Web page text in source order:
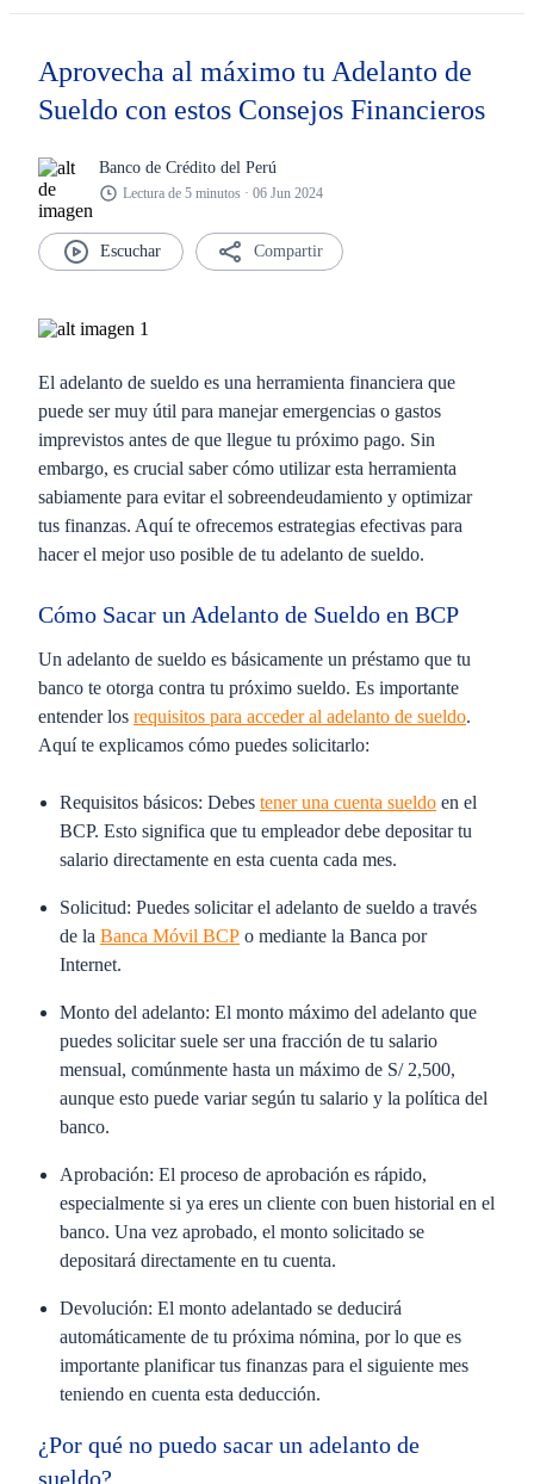
Aprovecha al máximo tu Adelanto de
Sueldo con estos Consejos Financieros
Banco de Crédito del Perú
Lectura de 5 minutos · 06 Jun 2024
Compartir
El adelanto de sueldo es una herramienta financiera que
puede ser muy útil para manejar emergencias o gastos
imprevistos antes de que llegue tu próximo pago. Sin
embargo, es crucial saber cómo utilizar esta herramienta
sabiamente para evitar el sobreendeudamiento y optimizar
tus finanzas. Aquí te ofrecemos estrategias efectivas para
hacer el mejor uso posible de tu adelanto de sueldo.
Cómo Sacar un Adelanto de Sueldo en BCP
Un adelanto de sueldo es básicamente un préstamo que tu
banco te otorga contra tu próximo sueldo. Es importante
entender los requisitos para acceder al adelanto de sueldo.
Aquí te explicamos cómo puedes solicitarlo:
Requisitos básicos: Debes tener una cuenta sueldo en el
BCP. Esto significa que tu empleador debe depositar tu
salario directamente en esta cuenta cada mes.
Solicitud: Puedes solicitar el adelanto de sueldo a través
de la Banca Móvil BCP o mediante la Banca por
Internet.
Monto del adelanto: El monto máximo del adelanto que
puedes solicitar suele ser una fracción de tu salario
mensual, comúnmente hasta un máximo de S/ 2,500,
aunque esto puede variar según tu salario y la política del
banco.
Aprobación: El proceso de aprobación es rápido,
especialmente si ya eres un cliente con buen historial en el
banco. Una vez aprobado, el monto solicitado se
depositará directamente en tu cuenta.
Devolución: El monto adelantado se deducirá
automáticamente de tu próxima nómina, por lo que es
importante planificar tus finanzas para el siguiente mes
teniendo en cuenta esta deducción.
¿Por qué no puedo sacar un adelanto de
sueldo?